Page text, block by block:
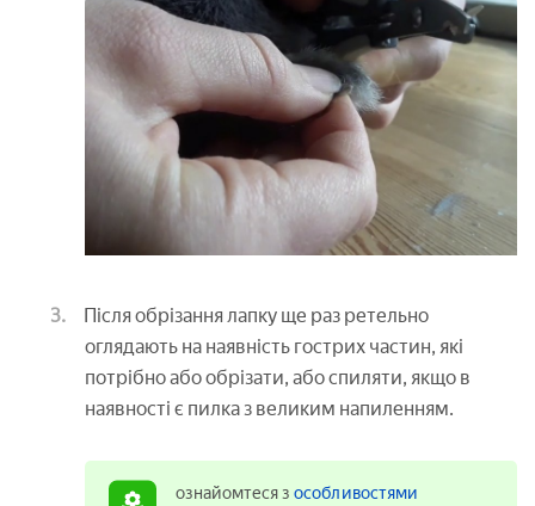
Після обрізання лапку ще раз ретельно
оглядають на наявність гострих частин, які
потрібно або обрізати, або спиляти, якщо в
наявності є пилка з великим напиленням.
ознайомтеся з особливостями